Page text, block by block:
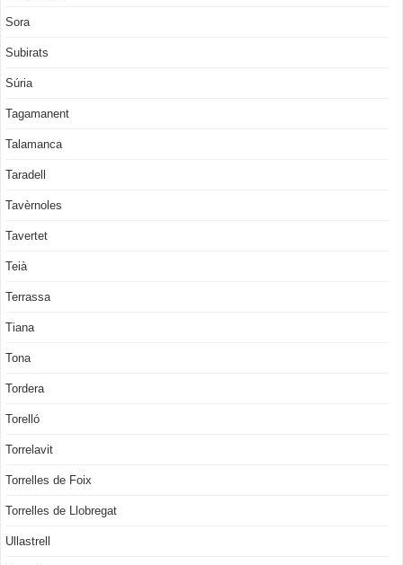
Sora
Subirats
Súria
Tagamanent
Talamanca
Taradell
Tavèrnoles
Tavertet
Teià
Terrassa
Tiana
Tona
Tordera
Torelló
Torrelavit
Torrelles de Foix
Torrelles de Llobregat
Ullastrell